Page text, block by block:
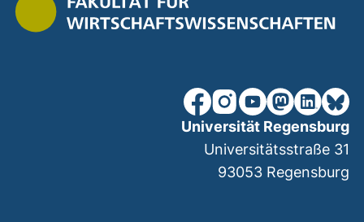
unsere Facebook-Seite
unsere Instagram-
unsere YouTube-
unsereunsere
Universität Regensburg
Universitätsstraße 31
93053 Regensburg